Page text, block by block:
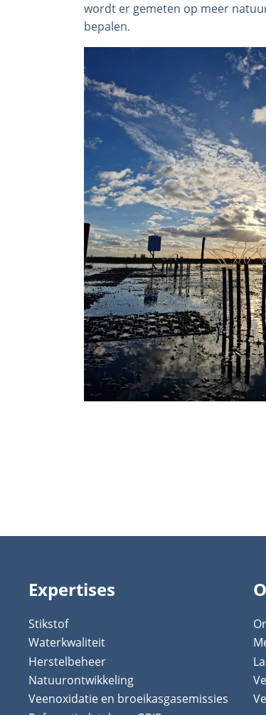
wordt er gemeten op meer
bepalen.
Expertises
Stikstof
Waterkwaliteit
Herstelbeheer
Natuurontwikkeling
Veenoxidatie en broeikasgasemissies